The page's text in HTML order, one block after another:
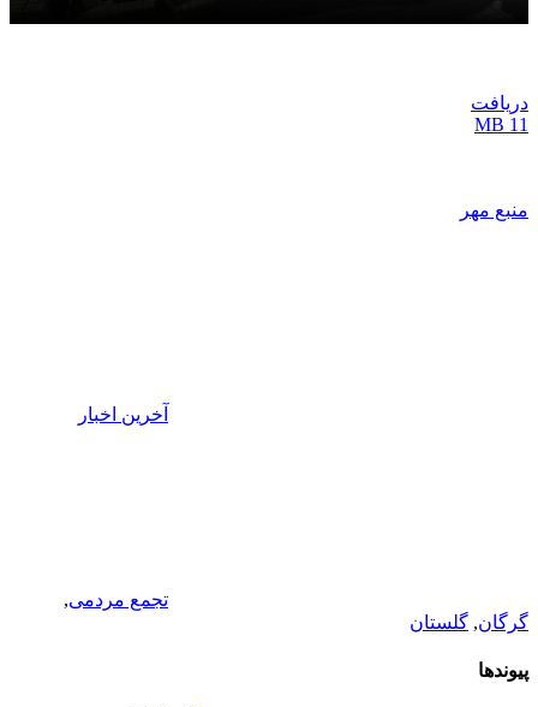
دریافت
11 MB
منبع مهر
آخرین اخبار
تجمع مردمی,
گرگان, گلستان
پیوندها